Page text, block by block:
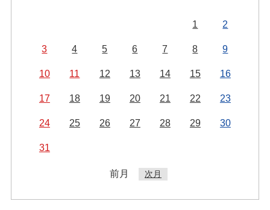
1 2
3 4 5 6 7 8 9
10 11 12 13 14 15 16
17 18 19 20 21 22 23
24 25 26 27 28 29 30
31
前月 次月